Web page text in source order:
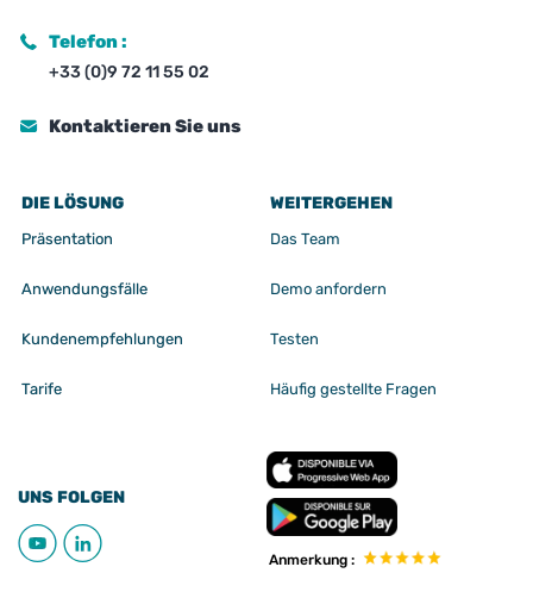
Telefon :
+33 (0)9 72 11 55 02
Kontaktieren Sie uns
DIE LÖSUNG
Präsentation
Anwendungsfälle
Kundenempfehlungen
Tarife
WEITERGEHEN
Das Team
Demo anfordern
Testen
Häufig gestellte Fragen
UNS FOLGEN
Anmerkung :